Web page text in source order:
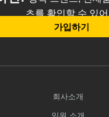
츠를 확인할 수 있
가입하기
회사소개